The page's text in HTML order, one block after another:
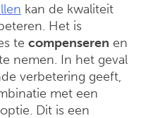
kan de kwaliteit
Het is
te compenseren en
nemen. In het geval
verbetering geeft,
met een
Dit is een